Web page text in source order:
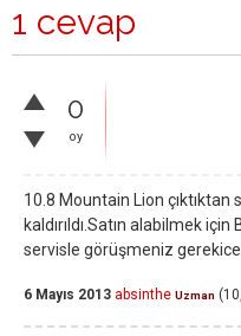
1 cevap
0
oy
10.8 Mountain Lion çıktıktan
kaldırıldı.Satın alabilmek
servisle görüşmeniz
6 Mayıs 2013 absinthe Uzman (